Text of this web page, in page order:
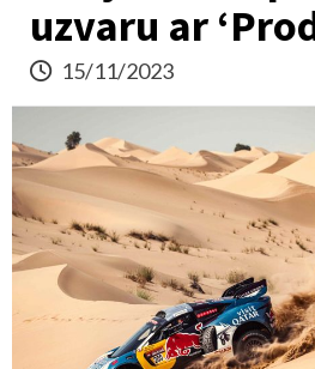
uzvaru ar
15/11/2023